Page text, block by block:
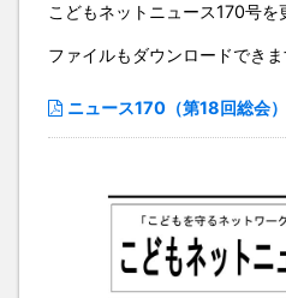
こどもネットニュース170号を
ファイルもダウンロードできま
ニュース170（第18回総会）